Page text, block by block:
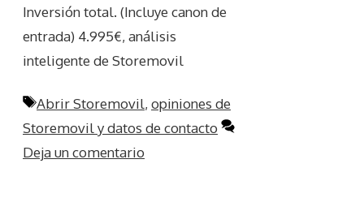
Inversión total. (Incluye canon de
entrada) 4.995€, análisis
inteligente de Storemovil
Etiquetas
Abrir Storemovil, opiniones de
Storemovil y datos de contacto
Deja un comentario